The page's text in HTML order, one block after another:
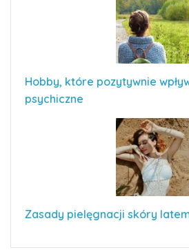
Hobby, które pozytywnie
psychiczne
Zasady pielęgnacji skóry